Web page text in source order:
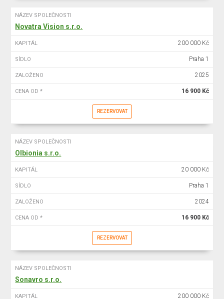
NÁZEV SPOLEČNOSTI
Novatra Vision s.r.o.
KAPITÁL 200 000 Kč
SÍDLO Praha 1
ZALOŽENO 2025
CENA OD * 16 900 Kč
REZERVOVAT
NÁZEV SPOLEČNOSTI
Olbionia s.r.o.
KAPITÁL 20 000 Kč
SÍDLO Praha 1
ZALOŽENO 2024
CENA OD * 16 900 Kč
REZERVOVAT
NÁZEV SPOLEČNOSTI
Sonavro s.r.o.
KAPITÁL 200 000 Kč